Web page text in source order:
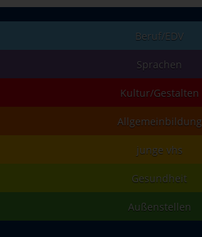
Beruf/EDV
Sprachen
Kultur/Gestalten
Allgemeinbildung
junge vhs
Gesundheit
Außenstellen